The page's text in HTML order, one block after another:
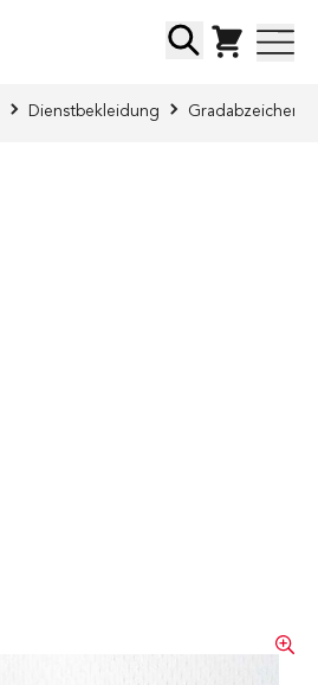
Suche
Dienstbekleidung Gradabzeichen